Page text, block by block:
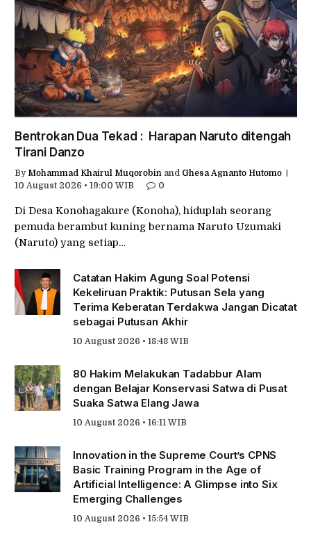
Bentrokan Dua Tekad : Harapan Naruto ditengah
Tirani Danzo
By Mohammad Khairul Muqorobin and Ghesa Agnanto Hutomo
10 August 2026 • 19:00 WIB
0
Di Desa Konohagakure (Konoha), hiduplah seorang
pemuda berambut kuning bernama Naruto Uzumaki
(Naruto) yang setiap…
Catatan Hakim Agung Soal Potensi
Kekeliruan Praktik: Putusan Sela yang
Terima Keberatan Terdakwa Jangan Dicatat
sebagai Putusan Akhir
10 August 2026 • 18:48 WIB
80 Hakim Melakukan Tadabbur Alam
dengan Belajar Konservasi Satwa di Pusat
Suaka Satwa Elang Jawa
10 August 2026 • 16:11 WIB
Innovation in the Supreme Court’s CPNS
Basic Training Program in the Age of
Artificial Intelligence: A Glimpse into Six
Emerging Challenges
10 August 2026 • 15:54 WIB